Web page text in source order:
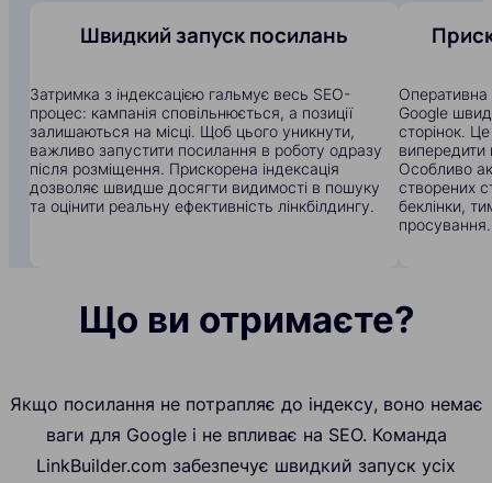
Швидкий запуск посилань
Затримка з індексацією гальмує весь SEO-
процес: кампанія сповільнюється, а позиції
залишаються на місці. Щоб цього уникнути,
важливо запустити посилання в роботу одразу
після розміщення. Прискорена індексація
дозволяє швидше досягти видимості в пошуку
та оцінити реальну ефективність лінкбілдингу.
Оперативна
Google
сторінок.
випередити
Особливо
створених
беклінки,
просування.
Що ви отримаєте?
Якщо посилання не потрапляє до індексу, воно немає
ваги для Google і не впливає на SEO. Команда
LinkBuilder.com забезпечує швидкий запуск усіх